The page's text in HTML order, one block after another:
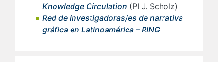
Knowledge Circulation (PI J. Scholz)
Red de investigadoras/es de narrativa
gráfica en Latinoamérica – RING